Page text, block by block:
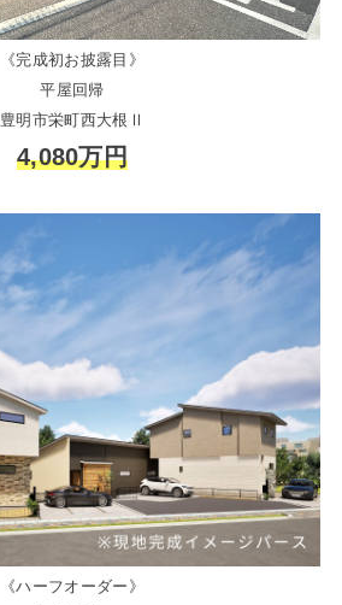
《完成初お披露目》
平屋回帰
豊明市栄町西大根Ⅱ
4,080万円
《ハーフオーダー》